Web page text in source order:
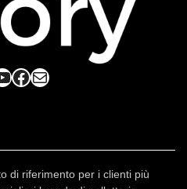
Facebook
Mail
di riferimento per i clienti più